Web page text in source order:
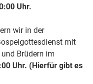
Uhr.
wir in der
mit
Brüdern im
Uhr. (Hierfür gibt es